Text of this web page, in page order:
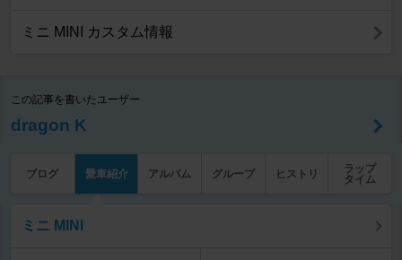
ミニ MINI カスタム情報
この記事を書いたユーザー
dragon K
ブログ 愛車紹介 アルバム グループ ヒストリ
ラップ
タイム
ミニ MINI